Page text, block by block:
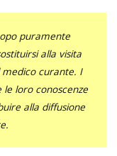
puramente
alla visita
curante. I
le loro conoscenze
alla diffusione